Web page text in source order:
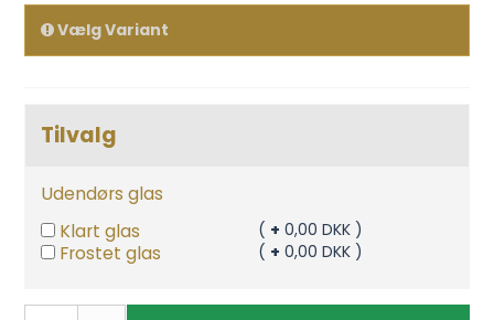
Vælg Variant
Tilvalg
Udendørs glas
Klart glas
( + 0,00 DKK )
Frostet glas ( + 0,00 DKK )